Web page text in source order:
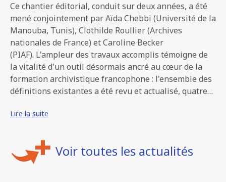
Ce chantier éditorial, conduit sur deux années, a été
mené conjointement par Aïda Chebbi (Université de la
Manouba, Tunis), Clothilde Roullier (Archives
nationales de France) et Caroline Becker
(PIAF). L'ampleur des travaux accomplis témoigne de
la vitalité d'un outil désormais ancré au cœur de la
formation archivistique francophone : l'ensemble des
définitions existantes a été revu et actualisé, quatre…
Lire la suite
Voir toutes les actualités